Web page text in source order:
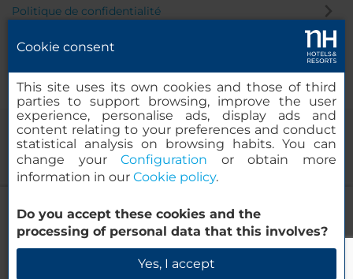
NH Siena
Vérifier la disponibilité
Politique de confidentialité
© 2000-2026 MINOR HOTELS EUROPE & AMERICAS Santa Engracia
120. 28003 Madrid, Espagne
Cookie consent
This site uses its own cookies and those of third
parties to support browsing, improve the user
experience, personalise ads, display ads and
content relating to your preferences and conduct
statistical analysis on browsing habits. You can
change yourConfiguration or obtain more
information in our Cookie policy.
Do you accept these cookies and the
processing of personal data that this involves?
Yes, I accept